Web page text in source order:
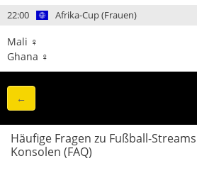
22:00 Afrika-Cup (Frauen)
Mali ♀
Ghana ♀
←
Häufige Fragen zu Fußball-
Konsolen (FAQ)